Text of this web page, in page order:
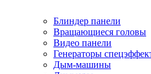
Блиндер панели
Вращающиеся головы
Видео панели
Генераторы
Дым-машины